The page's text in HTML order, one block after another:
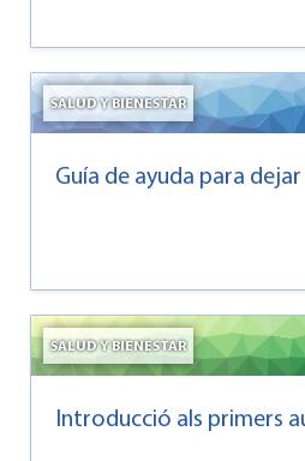
SALUD Y BIENESTAR
Guía de ayuda para
SALUD Y BIENESTAR
Introducció als primers